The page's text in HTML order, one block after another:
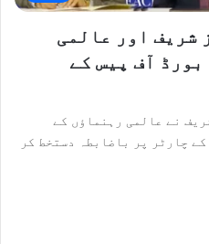
شریف اور عالمی
آف پیس کے
نے عالمی رہنماؤں کے
چارٹر پر باضابطہ دستخط کر